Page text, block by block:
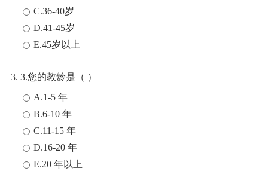
C.36-40岁
D.41-45岁
E.45岁以上
3. 3.您的教龄是（ ）
A.1-5 年
B.6-10 年
C.11-15 年
D.16-20 年
E.20 年以上